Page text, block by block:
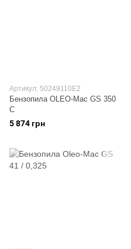
Артикул: 50249110E2
Бензопила OLEO-Mac GS 350
C
5 874 грн